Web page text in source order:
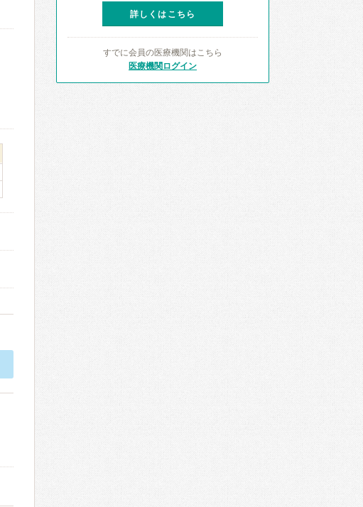
詳しくはこちら
すでに会員の医療機関はこちら
医療機関ログイン